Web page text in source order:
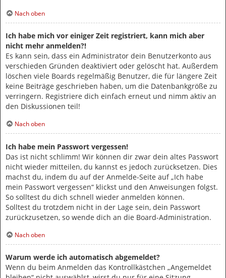
Nach oben
Ich habe mich vor einiger Zeit registriert, kann mich aber
nicht mehr anmelden?!
Es kann sein, dass ein Administrator dein Benutzerkonto aus
verschieden Gründen deaktiviert oder gelöscht hat. Außerdem
löschen viele Boards regelmäßig Benutzer, die für längere Zeit
keine Beiträge geschrieben haben, um die Datenbankgröße zu
verringern. Registriere dich einfach erneut und nimm aktiv an
den Diskussionen teil!
Nach oben
Ich habe mein Passwort vergessen!
Das ist nicht schlimm! Wir können dir zwar dein altes Passwort
nicht wieder mitteilen, du kannst es jedoch zurücksetzen. Dies
machst du, indem du auf der Anmelde-Seite auf „Ich habe
mein Passwort vergessen“ klickst und den Anweisungen folgst.
So solltest du dich schnell wieder anmelden können.
Solltest du trotzdem nicht in der Lage sein, dein Passwort
zurückzusetzen, so wende dich an die Board-Administration.
Nach oben
Warum werde ich automatisch abgemeldet?
Wenn du beim Anmelden das Kontrollkästchen „Angemeldet